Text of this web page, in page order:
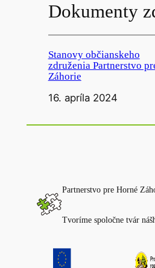
Dokumenty
Stanovy občianskeho
združenia Partnerstvo
Záhorie
16. apríla 2024
Partnerstvo pre Horné
Tvoríme spoločne tvár